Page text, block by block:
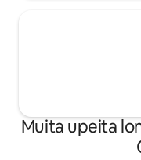
Muita upeita